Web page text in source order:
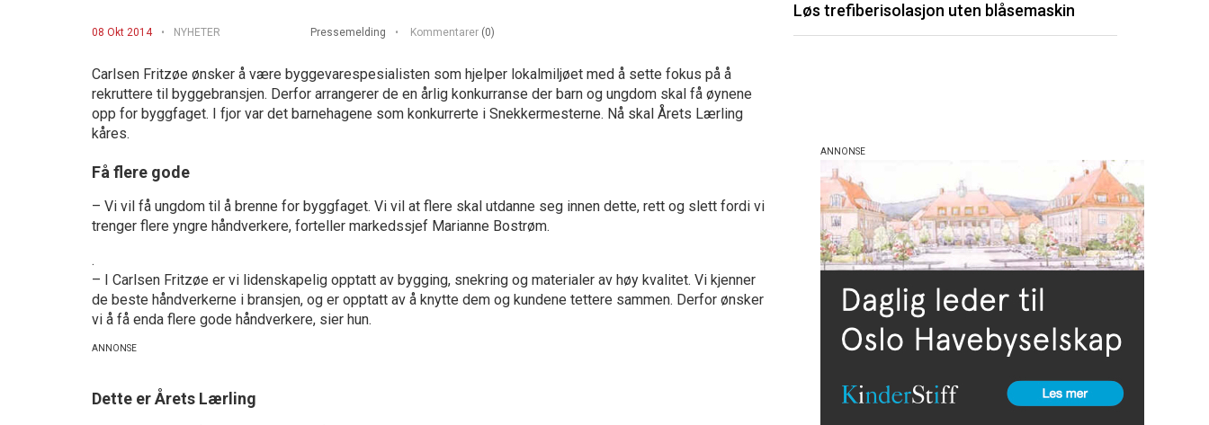
08 Okt 2014 NYHETER Pressemelding Kommentarer (0)
Carlsen Fritzøe ønsker å være byggevarespesialisten som hjelper lokalmiljøet med å sette fokus på å
rekruttere til byggebransjen. Derfor arrangerer de en årlig konkurranse der barn og ungdom skal få øynene
opp for byggfaget. I fjor var det barnehagene som konkurrerte i Snekkermesterne. Nå skal Årets Lærling
kåres.
Få flere gode
– Vi vil få ungdom til å brenne for byggfaget. Vi vil at flere skal utdanne seg innen dette, rett og slett fordi vi
trenger flere yngre håndverkere, forteller markedssjef Marianne Bostrøm.
.
– I Carlsen Fritzøe er vi lidenskapelig opptatt av bygging, snekring og materialer av høy kvalitet. Vi kjenner
de beste håndverkerne i bransjen, og er opptatt av å knytte dem og kundene tettere sammen. Derfor ønsker
vi å få enda flere gode håndverkere, sier hun.
Dette er Årets Lærling
Løs trefiberisolasjon uten blåsemaskin